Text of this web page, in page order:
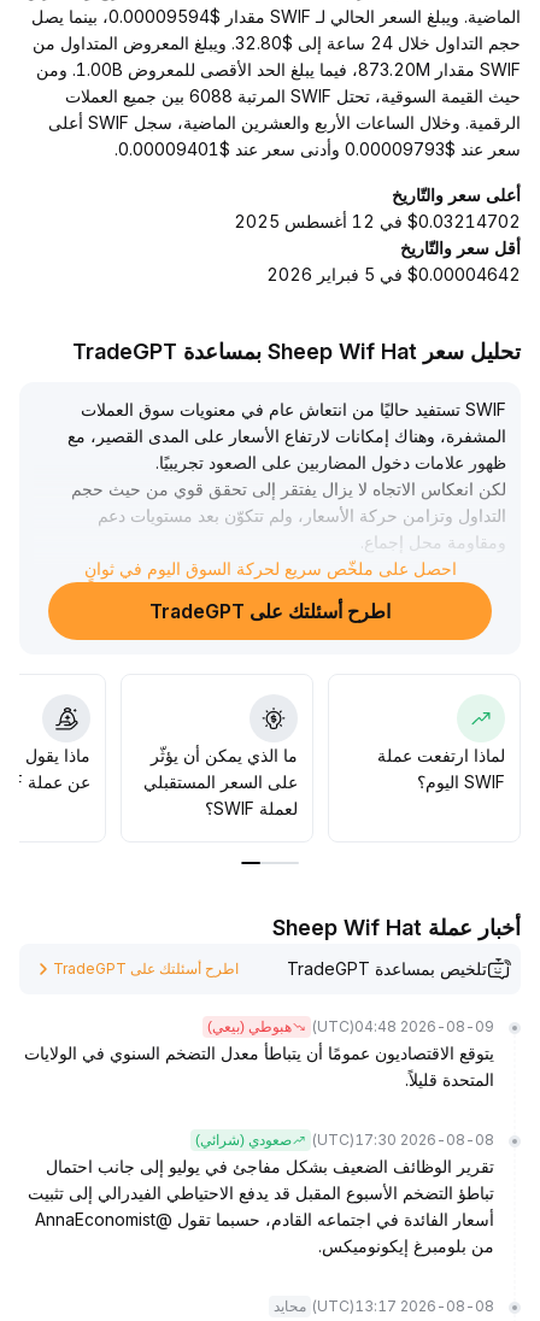
الماضية. ويبلغ السعر الحالي لـ SWIF مقدار $0.00009594، بينما يصل
حجم التداول خلال 24 ساعة إلى $32.80. ويبلغ المعروض المتداول من
SWIF مقدار 873.20M، فيما يبلغ الحد الأقصى للمعروض 1.00B. ومن
حيث القيمة السوقية، تحتل SWIF المرتبة 6088 بين جميع العملات
الرقمية. وخلال الساعات الأربع والعشرين الماضية، سجل SWIF أعلى
سعر عند $0.00009793 وأدنى سعر عند $0.00009401.
أعلى سعر والتّاريخ
$0.03214702 في 12 أغسطس 2025
أقل سعر والتّاريخ
$0.00004642 في 5 فبراير 2026
تحليل سعر Sheep Wif Hat بمساعدة TradeGPT
SWIF تستفيد حاليًا من انتعاش عام في معنويات سوق العملات
المشفرة، وهناك إمكانات لارتفاع الأسعار على المدى القصير، مع
ظهور علامات دخول المضاربين على الصعود تجريبيًا.
لكن انعكاس الاتجاه لا يزال يفتقر إلى تحقق قوي من حيث حجم
التداول وتزامن حركة الأسعار، ولم تتكوّن بعد مستويات دعم
ومقاومة محل إجماع
التوصية: متابعة دقيقة لتزامن زيادة حجم التداول مع اختراق
الأسعار، وإذا حدث اختراق بحجم تداول مرتفع لمستوى القمة
السابقة (وفقًا لأعلى نقطة في الأيام الثلاثة الماضية)، يمكن
يفضّل اتباع أسلوب تداول متزن ومتوافق مع الاتجاه، ويُنصح
بتجنب المطاردة العشوائية للارتفاع السريع على المدى القصير
احصل على ملخّص سريع لحركة السوق اليوم في ثوانٍ
اطرح أسئلتك على TradeGPT
لماذا ارتفعت عملة
SWIF اليوم؟
ما الذي يمكن أن يؤثّر
على السعر المستقبلي
لعملة SWIF؟
ماذا يقول
عن عملة SWIF؟
أخبار عملة Sheep Wif Hat
تلخيص بمساعدة TradeGPT اطرح أسئلتك على TradeGPT
2026-08-09 04:48
(UTC) هبوطي (بيعي)
يتوقع الاقتصاديون عمومًا أن يتباطأ معدل التضخم السنوي في الولايات
المتحدة قليلاً.
2026-08-08 17:30
(UTC) صعودي (شرائي)
تقرير الوظائف الضعيف بشكل مفاجئ في يوليو إلى جانب احتمال
تباطؤ التضخم الأسبوع المقبل قد يدفع الاحتياطي الفيدرالي إلى تثبيت
أسعار الفائدة في اجتماعه القادم، حسبما تقول @AnnaEconomist
من بلومبرغ إيكونوميكس.
2026-08-08 13:17
(UTC) محايد